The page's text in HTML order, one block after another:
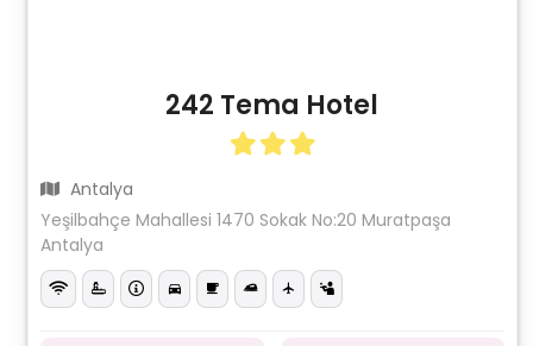
242 Tema Hotel
Antalya
Yeşilbahçe Mahallesi 1470 Sokak No:20 Muratpaşa
Antalya